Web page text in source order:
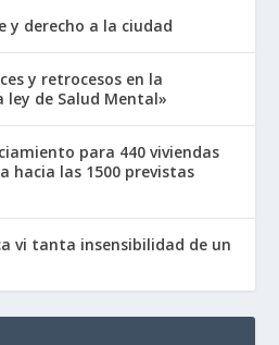
y derecho a la ciudad
y retrocesos en la
de Salud Mental»
para 440 viviendas
hacia las 1500 previstas
vi tanta insensibilidad de un